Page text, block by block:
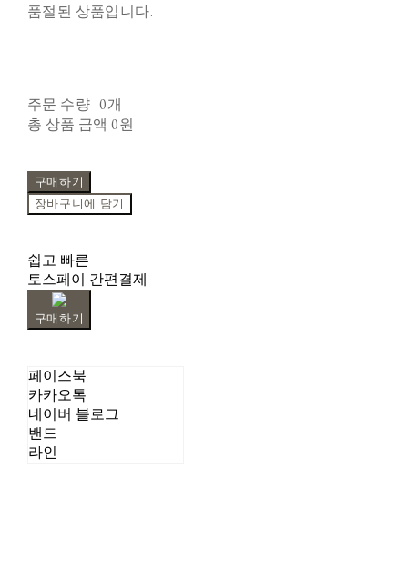
품절된 상품입니다.
주문 수량 0개
총 상품 금액 0원
구매하기
장바구니에 담기
쉽고 빠른
토스페이 간편결제
구매하기
페이스북
카카오톡
네이버 블로그
밴드
라인